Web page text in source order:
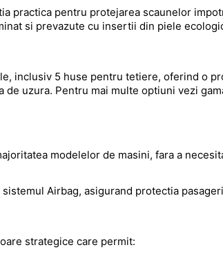
practica pentru protejarea scaunelor
si prevazute cu insertii din piele
inclusiv 5 huse pentru tetiere, oferind o
uzura. Pentru mai multe optiuni vezi
modelelor de masini, fara a
Airbag, asigurand protectia
strategice care permit: